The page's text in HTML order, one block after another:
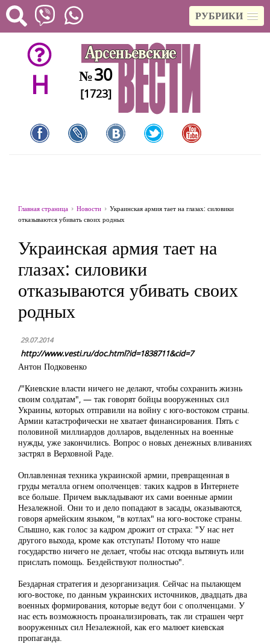
РУБРИКИ
H №30
[1723]
Главная страница Новости
Украинская армия тает на глазах: силовики
отказываются убивать своих родных
Украинская армия тает на
глазах: силовики
отказываются убивать своих
родных
29.07.2014
http://www.vesti.ru/doc.html?id=1838711&cid=7
Антон Подковенко
/"Киевские власти ничего не делают, чтобы сохранить жизнь
своим солдатам", — так говорят бойцы вооруженных сил
Украины, которых отправили на войну с юго-востоком страны.
Армии катастрофически не хватает финансирования. Пять с
половиной миллиардов долларов, выделенных на военные
нужды, уже закончились. Вопрос о новых денежных вливаниях
застрял в Верховной Раде.
Оплавленная техника украинской армии, превращенная в
груды металла огнем ополченцев: таких кадров в Интернете
все больше. Причем выкладывают их сами военные армии
Незалежной. Они то и дело попадают в засады, оказываются,
говоря армейским языком, "в котлах" на юго-востоке страны.
Слышно, как голос за кадром дрожит от страха: "У нас нет
другого выхода, кроме как отступать! Потому что наше
государство ничего не делает, чтобы нас отсюда вытянуть или
прислать помощь. Бездействуют полностью".
Бездарная стратегия и дезорганизация. Сейчас на пылающем
юго-востоке, по данным украинских источников, двадцать два
военных формирования, которые ведут бои с ополченцами. У
нас есть возможность проанализировать, так ли страшен черт
вооруженных сил Незалежной, как его малюет киевская
пропаганда.